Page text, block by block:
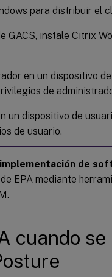
para distribuir el
GACS, instale Citrix
en un dispositivo
de
un dispositivo de
de usuario.
de
EPA mediante
cuando